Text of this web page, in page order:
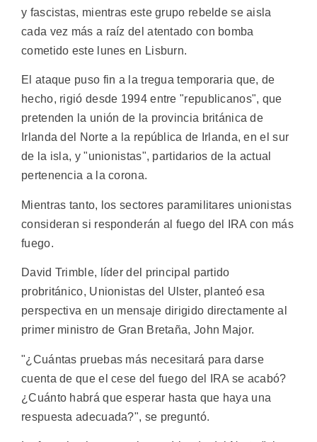
y fascistas, mientras este grupo rebelde se aisla
cada vez más a raíz del atentado con bomba
cometido este lunes en Lisburn.
El ataque puso fin a la tregua temporaria que, de
hecho, rigió desde 1994 entre "republicanos", que
pretenden la unión de la provincia británica de
Irlanda del Norte a la república de Irlanda, en el sur
de la isla, y "unionistas", partidarios de la actual
pertenencia a la corona.
Mientras tanto, los sectores paramilitares unionistas
consideran si responderán al fuego del IRA con más
fuego.
David Trimble, líder del principal partido
probritánico, Unionistas del Ulster, planteó esa
perspectiva en un mensaje dirigido directamente al
primer ministro de Gran Bretaña, John Major.
"¿Cuántas pruebas más necesitará para darse
cuenta de que el cese del fuego del IRA se acabó?
¿Cuánto habrá que esperar hasta que haya una
respuesta adecuada?", se preguntó.